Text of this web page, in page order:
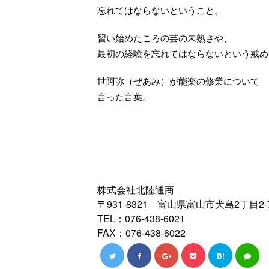
忘れてはならないということ。
習い始めたころの芸の未熟さや、
最初の経験を忘れてはならないという戒
世阿弥（ぜあみ）が能楽の修業について
言った言葉。
株式会社北陸通商
〒931-8321 富山県富山市犬島2丁目
TEL：076-438-6021
FAX：076-438-6022
B!